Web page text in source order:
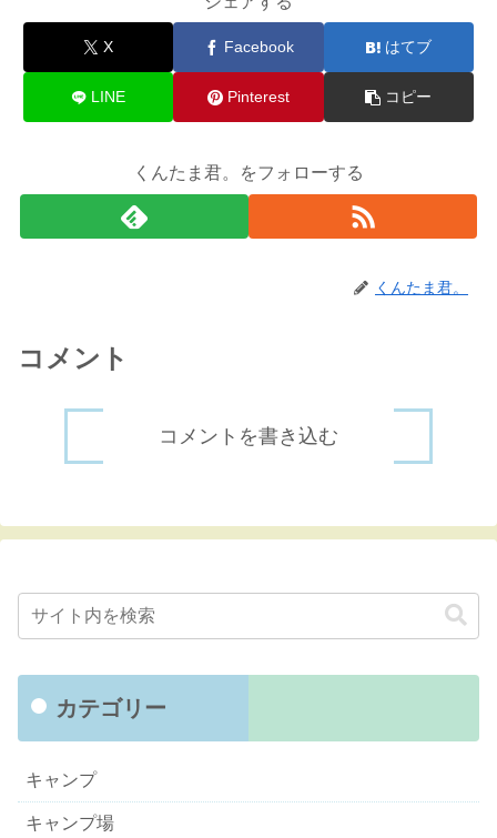
X Facebook はてブ
LINE Pinterest コピー
くんたま君。をフォローする
くんたま君。
コメント
コメントを書き込む
カテゴリー
キャンプ
キャンプ場